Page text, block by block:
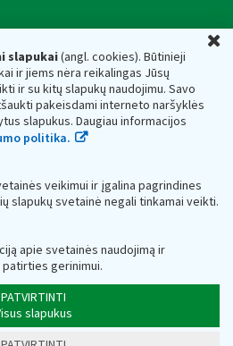
slapukai(angl. cookies). Būtinieji
ir jiems nėra reikalingas Jūsų
ir su kitų slapukų naudojimu. Savo
pakeisdami interneto naršyklės
slapukus. Daugiau informacijos
politika.
veikimui ir įgalina pagrindines
slapukų svetainė negali tinkamai veikti.
apie svetainės naudojimą ir
gerinimui.
PATVIRTINTI
slapukus
prie Lietuvos
kodas — 188659752,
01107 Vilnius, Lietuva, el.paštas:
adresas 188659752
inspekciją prie Lietuvos
kaupiami ir saugomi Juridinių